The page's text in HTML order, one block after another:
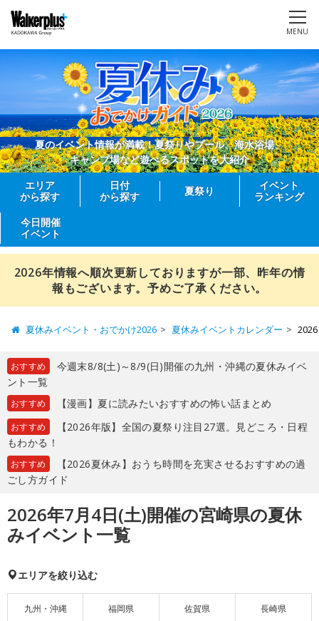
MENU
夏のイベント情報が満載！夏祭りやプール、海水浴場、
キャンプ場など遊べるスポットを大紹介
エリア
から探す
日付
から探す
夏祭り
イベント
ランキング
今日開催
イベント
2026年情報へ順次更新しておりますが一部、昨年の情
報もございます。予めご了承ください。
夏休みイベント・おでかけ2026 夏休みイベントカレンダー
おすすめ
今週末8/8(土)～8/9(日)開催の九州・沖縄の夏休みイベ
ント一覧
おすすめ 【漫画】夏に読みたいおすすめの怖い話まとめ
おすすめ
【2026年版】全国の夏祭り注目27選。見どころ・日程
もわかる！
おすすめ
【2026夏休み】おうち時間を充実させるおすすめの過
ごし方ガイド
2026年7月4日(土)開催の宮崎県の夏休
みイベント一覧
エリアを絞り込む
九州・沖縄 福岡県 佐賀県 長崎県